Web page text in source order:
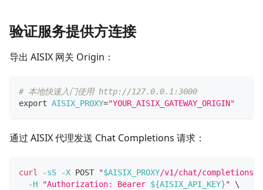
验证服务提供方连接
导出 AISIX 网关 Origin：
# 本地快速入门使用 http://127.0.0.1:3000
export AISIX_PROXY="YOUR_AISIX_GATEWAY_ORIGIN"
通过 AISIX 代理发送 Chat Completions 请求：
curl -sS -X POST "$AISIX_PROXY/v1/chat/completions"
-H
"Authorization: Bearer ${AISIX_API_KEY}"
\